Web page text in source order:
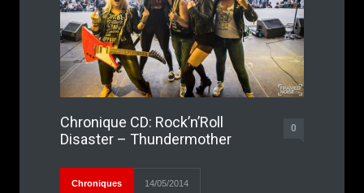
Chronique CD: Rock’n’Roll
Disaster – Thundermother
0
Chroniques 14/05/2014